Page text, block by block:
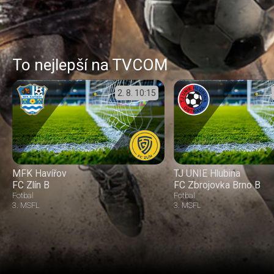
To nejlepší na TVCOM
2. 8. 10:15
MFK Havířov
FC Zlín B
Fotbal
3. MSFL
TJ UNIE Hlubina
FC Zbrojovka Brno B
Fotbal
3. MSFL